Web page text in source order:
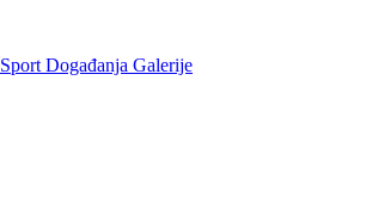
Sport Događanja Galerije